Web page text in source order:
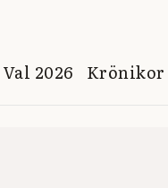
Val 2026 Krönikor